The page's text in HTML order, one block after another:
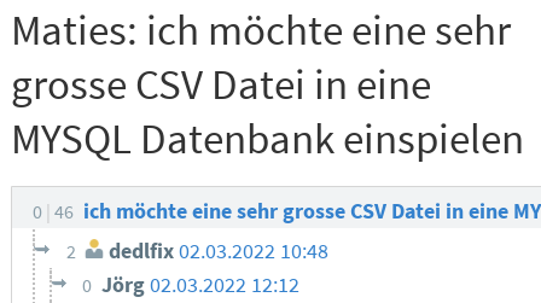
Maties: ich möchte eine sehr
grosse CSV Datei in eine
MYSQL Datenbank einspielen
0 46 ich möchte eine sehr grosse CSV Datei in eine
2 dedlfix02.03.2022 10:48
0 Jörg02.03.2022 12:12